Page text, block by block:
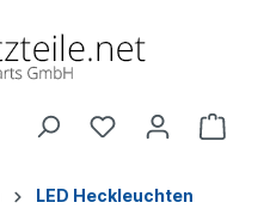
LED Heckleuchten